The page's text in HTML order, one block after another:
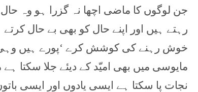
جن لوگوں کا ماضی اچھا نہ گزرا ہو وہ
رہتے ہیں اور اپنے حال کو بھی بے حال
خوش رہنے کی کوشش کرے ‘پورے ہیں
مایوسی میں بھی امیّد کے دیئے جلا سکتا
نجات پا سکتا ہے ایسی یادوں اور ایسی